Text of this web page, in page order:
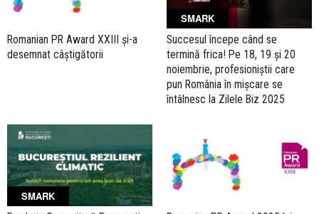
Romanian PR Award XXIII și-a
desemnat câștigătorii
SMARK
Succesul începe când se
termină frica! Pe 18, 19 și 20
noiembrie, profesioniștii care
pun România în mișcare se
întâlnesc la Zilele Biz 2025
SMARK